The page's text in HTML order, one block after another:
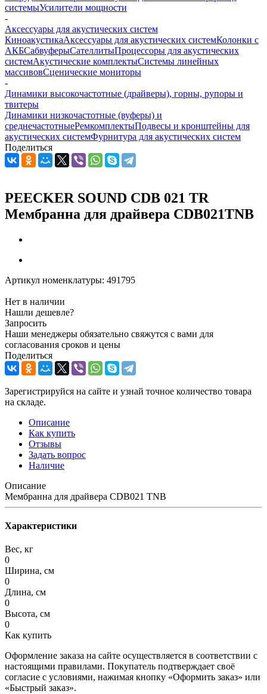
системыУсилители мощности
-
Аксессуары для акустических систем
КиноакустикаАксессуары для акустических системКолонки с
АКБСабвуферыСателлитыПроцессоры для акустических
системАкустические комплектыСистемы линейных
массивовСценические мониторы
-
Динамики высокочастотные (драйверы), горны, рупоры и
твитеры
Динамики низкочастотные (вуферы) и
среднечастотныеРемкомплектыПодвесы и кронштейны для
акустических системФурнитура для акустических систем
Поделиться
PEECKER SOUND CDB 021 TR
Мембранна для драйвера CDB021TNB
Артикул номенклатуры: 491795
Нет в наличии
Нашли дешевле?
Запросить
Наши менеджеры обязательно свяжутся с вами для
согласования сроков и цены
Поделиться
Зарегистрируйся на сайте и узнай точное количество товара
на складе.
Описание
Как купить
Отзывы
Задать вопрос
Наличие
Описание
Мембранна для драйвера CDB021 TNB
Характеристики
Вес, кг
0
Ширина, см
0
Длина, см
0
Высота, см
0
Как купить
Оформление заказа на сайте осуществляется в соответствии с
настоящими правилами. Покупатель подтверждает своё
согласие с условиями, нажимая кнопку «Оформить заказ» или
«Быстрый заказ».